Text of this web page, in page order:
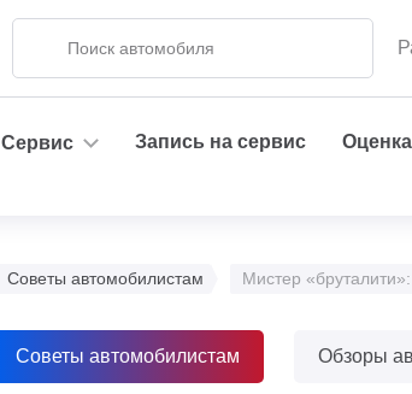
Сервис Запись на сервис
Советы автомобилистам Мистер
Советы автомобилистам Обзоры